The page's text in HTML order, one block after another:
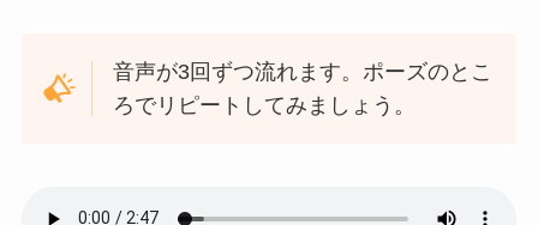
音声が3回ずつ流れます。ポーズのとこ
ろでリピートしてみましょう。